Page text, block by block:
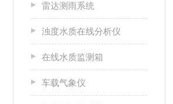
雷达测雨系统
浊度水质在线分析仪
在线水质监测箱
车载气象仪